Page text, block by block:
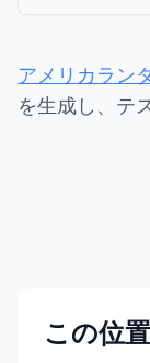
アメリカラン
を生成し、テ
この位